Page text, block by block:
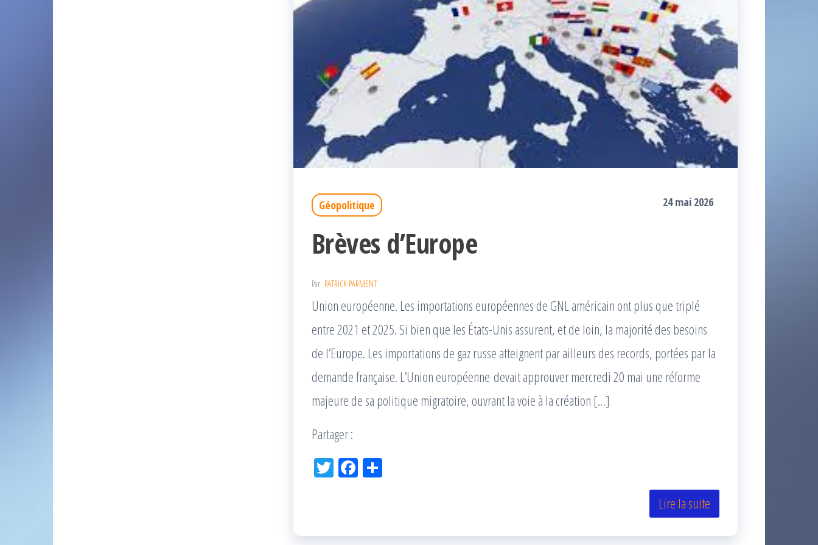
Géopolitique 24 mai 2026
Brèves d’Europe
Par PATRICK PARMENT
Union européenne. Les importations européennes de GNL américain ont plus que triplé
entre 2021 et 2025. Si bien que les États-Unis assurent, et de loin, la majorité des besoins
de l’Europe. Les importations de gaz russe atteignent par ailleurs des records, portées par la
demande française. L’Union européenne devait approuver mercredi 20 mai une réforme
majeure de sa politique migratoire, ouvrant la voie à la création […]
Partager :
Tw Fac
Lire la suite